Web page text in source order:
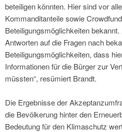
beteiligen könnten. Hier sind vor
Kommanditanteile sowie
Beteiligungsmöglichkeiten
Antworten auf die Fragen nach
Beteiligungsmöglichkeiten, dass
Informationen für die Bürger zur
müssten“, resümiert Brandt.
Die Ergebnisse der
die Bevölkerung hinter den
Bedeutung für den Klimaschutz